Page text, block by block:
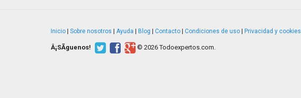
Inicio Sobre nosotros Ayuda Blog Contacto Condiciones de uso Privacidad y cookies
Â¡SÃ­guenos! © 2026 Todoexpertos.com.